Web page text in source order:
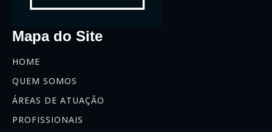
Mapa do Site
HOME
QUEM SOMOS
ÁREAS DE ATUAÇÃO
PROFISSIONAIS